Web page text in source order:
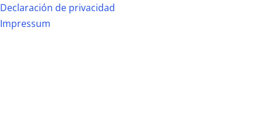
Declaración de privacidad
Impressum